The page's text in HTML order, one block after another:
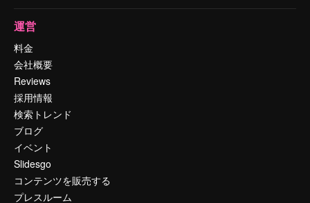
運営
料金
会社概要
Reviews
採用情報
検索トレンド
ブログ
イベント
Slidesgo
コンテンツを販売する
プレスルーム